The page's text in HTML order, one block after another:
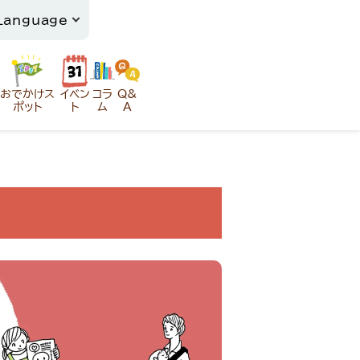
おでかけス
ポット
イベン
ト
コラ
ム
Q&
A